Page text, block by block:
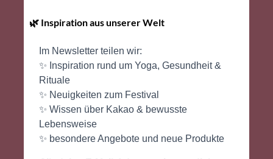
🌿 Inspiration aus unserer Welt
Im Newsletter teilen wir:
✨ Inspiration rund um Yoga, Gesundheit &
Rituale
✨ Neuigkeiten zum Festival
✨ Wissen über Kakao & bewusste
Lebensweise
✨ besondere Angebote und neue Produkte